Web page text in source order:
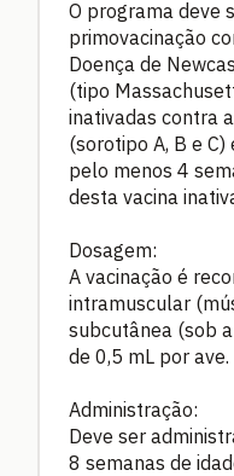
O programa deve
primovacinação
Doença de
(tipo
inativadas contra
(sorotipo A, B e
pelo menos 4
desta vacina
Dosagem:
A vacinação é
intramuscular
subcutânea (sob
de 0,5 mL por ave.
Administração:
Deve ser
8 semanas de